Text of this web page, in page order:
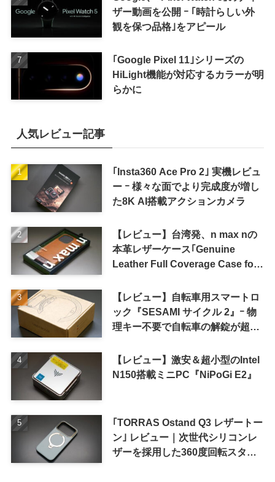
ザー動画を公開 ｰ ｢時計らしい外
観を保つ品格｣をアピール
｢Google Pixel 11｣シリーズの
HiLight機能が対応するカラーが明
らかに
人気レビュー記事
｢Insta360 Ace Pro 2｣ 実機レビュ
ー ｰ 様々な面でより完成度が増し
た8K AI搭載アクションカメラ
【レビュー】台湾発、n max nの
本革レザーケース｢Genuine
Leather Full Coverage Case for
【レビュー】自転車用スマートロ
ック『SESAMI サイクル 2』ｰ 物
理キー不要で自転車の解錠が超簡
【レビュー】激安＆超小型のIntel
N150搭載ミニPC『NiPoGi E2』
｢TORRAS Ostand Q3 レザートー
ン｣ レビュー｜次世代シリコンレ
ザーを採用した360度回転スタン